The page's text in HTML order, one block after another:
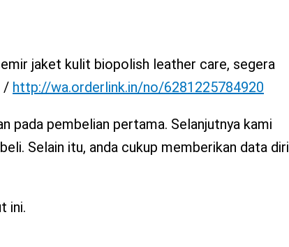
jaket kulit biopolish leather care, segera
/ http://wa.orderlink.in/no/6281225784920
pada pembelian pertama. Selanjutnya kami
Selain itu, anda cukup memberikan data diri
ini.